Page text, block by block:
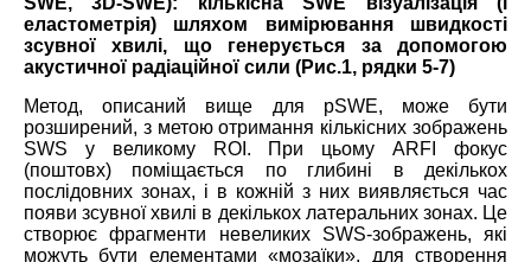
еластометрія) шляхом вимірювання швидкості
зсувної хвилі, що генерується за допомогою
акустичної радіаційної сили (Рис.1, рядки 5-7)
Метод, описаний вище для pSWE, може бути
розширений, з метою отримання кількісних зображень
SWS у великому ROI. При цьому ARFI фокус
(поштовх) поміщається по глибині в декількох
послідовних зонах, і в кожній з них виявляється час
появи зсувної хвилі в декількох латеральних зонах. Це
створює фрагменти невеликих SWS-зображень, які
можуть бути елементами «мозаїки», для створення